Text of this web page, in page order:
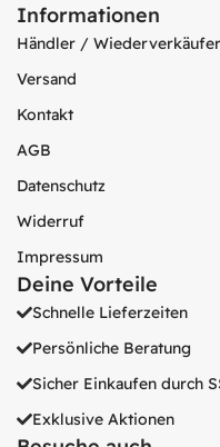
Informationen
Händler / Wiederverkäufer
Versand
Kontakt
AGB
Datenschutz
Widerruf
Impressum
Deine Vorteile
Schnelle Lieferzeiten
Persönliche Beratung
Sicher Einkaufen durch
Exklusive Aktionen